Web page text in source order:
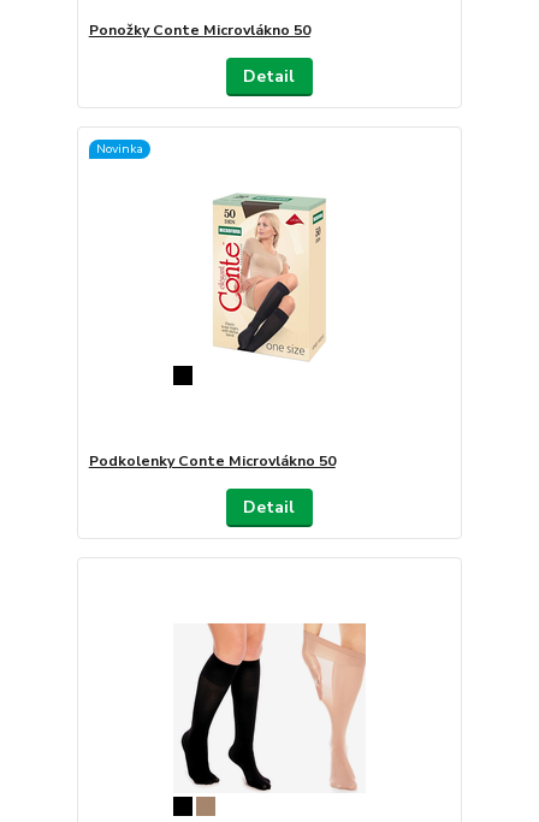
Ponožky Conte Microvlákno 50
Detail
Novinka
Podkolenky Conte Microvlákno 50
Detail